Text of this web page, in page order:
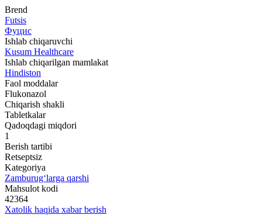
Brend
Futsis
Фуцис
Ishlab chiqaruvchi
Kusum Healthcare
Ishlab chiqarilgan mamlakat
Hindiston
Faol moddalar
Flukonazol
Chiqarish shakli
Tabletkalar
Qadoqdagi miqdori
1
Berish tartibi
Retseptsiz
Kategoriya
Zamburug‘larga qarshi
Mahsulot kodi
42364
Xatolik haqida xabar berish